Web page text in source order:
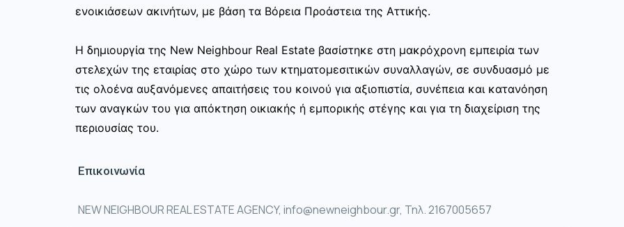
ενοικιάσεων ακινήτων, με βάση τα Βόρεια Προάστεια της Αττικής.
Η δημιουργία της New Neighbour Real Estate βασίστηκε στη μακρόχρονη εμπειρία των
στελεχών της εταιρίας στο χώρο των κτηματομεσιτικών συναλλαγών, σε συνδυασμό με
τις ολοένα αυξανόμενες απαιτήσεις του κοινού για αξιοπιστία, συνέπεια και κατανόηση
των αναγκών του για απόκτηση οικιακής ή εμπορικής στέγης και για τη διαχείριση της
περιουσίας του.
Επικοινωνία
NEW NEIGHBOUR REAL ESTATE AGENCY, info@newneighbour.gr, Τηλ. 2167005657